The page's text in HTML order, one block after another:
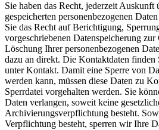
Sie haben das Recht, jederzeit Auskunft
gespeicherten personenbezogenen
Sie das Recht auf Berichtigung,
vorgeschriebenen Datenspeicherung
Löschung Ihrer personenbezogenen
dazu an direkt. Die Kontaktdaten finden
unter Kontakt. Damit eine Sperre von
werden kann, müssen diese Daten zu
Sperrdatei vorgehalten werden. Sie
Daten verlangen, soweit keine
Archivierungsverpflichtung besteht.
Verpflichtung besteht, sperren wir Ihre